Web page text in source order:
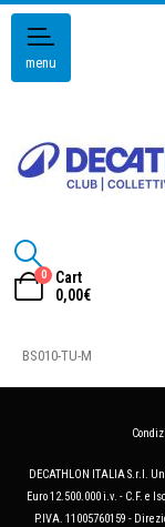
menu
0
Cart
0,00€
BS010-TU-M
DECATHLON ITALIA S.r.l.
Euro 12.500.000 i.v. - C.F. e
P.IVA. 11005760159 -